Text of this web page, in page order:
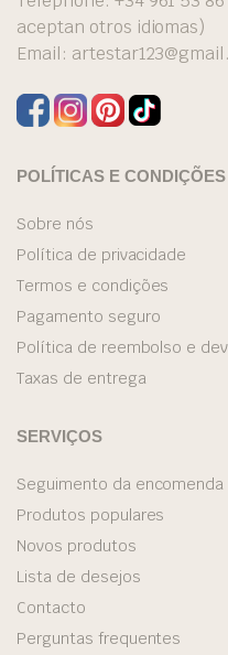
aceptan otros idiomas)
Email:
POLÍTICAS E CONDIÇÕES
Sobre nós
Política de privacidade
Termos e condições
Pagamento seguro
Política de reembolso e
Taxas de entrega
SERVIÇOS
Seguimento da encomenda
Produtos populares
Novos produtos
Lista de desejos
Contacto
Perguntas frequentes